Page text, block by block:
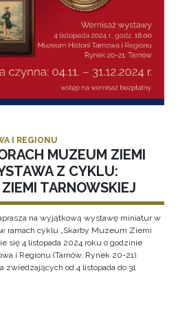
I REGIONU
MUZEUM ZIEMI
Z CYKLU:
TARNOWSKIEJ
na wyjątkową wystawę miniatur w
ramach cyklu „Skarby Muzeum Ziemi
się 4 listopada 2024 roku o godzinie
i Regionu (Tarnów, Rynek 20-21).
zwiedzających od 4 listopada do 31